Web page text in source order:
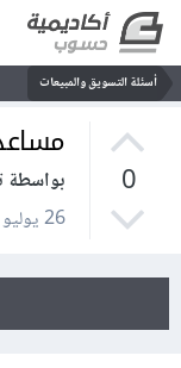
أسئلة التسويق والمبيعات
0
بواسطة
26 يوليو 2024